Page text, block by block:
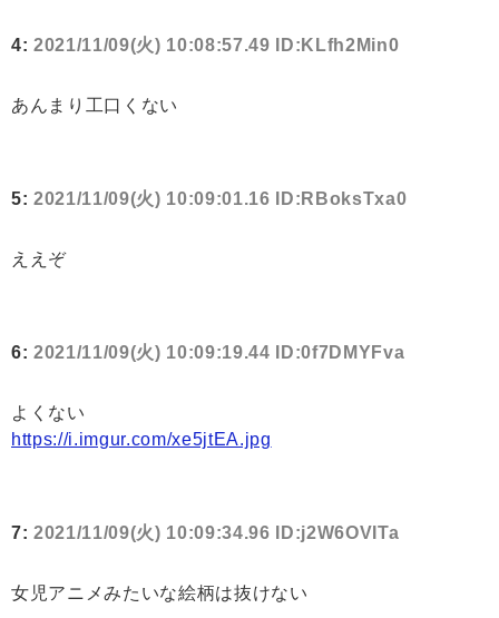
4: 2021/11/09(火) 10:08:57.49 ID:KLfh2Min0
あんまり工口くない
5: 2021/11/09(火) 10:09:01.16 ID:RBoksTxa0
ええぞ
6: 2021/11/09(火) 10:09:19.44 ID:0f7DMYFva
よくない
https://i.imgur.com/xe5jtEA.jpg
7: 2021/11/09(火) 10:09:34.96 ID:j2W6OVITa
女児アニメみたいな絵柄は抜けない